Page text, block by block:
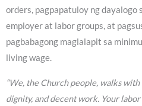
orders, pagpapatuloy ng dayalogo
employer at labor groups, at
pagbabagong maglalapit sa
living wage.
“We, the Church people, walks
dignity, and decent work. Your